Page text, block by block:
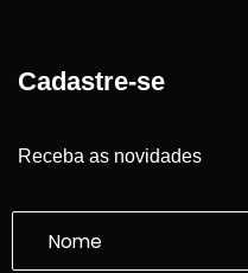
Cadastre-se
Receba as novidades